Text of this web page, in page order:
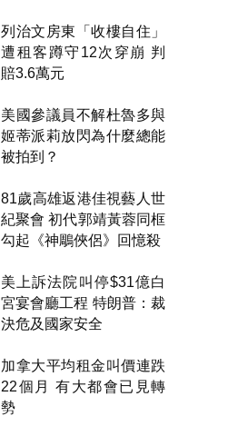
列治文房東「收樓自住」
遭租客蹲守12次穿崩 判
賠3.6萬元
美國參議員不解杜魯多與
姬蒂派莉放閃為什麼總能
被拍到？
81歲高雄返港佳視藝人世
紀聚會 初代郭靖黃蓉同框
勾起《神鵰俠侶》回憶殺
美上訴法院叫停$31億白
宮宴會廳工程 特朗普：裁
決危及國家安全
加拿大平均租金叫價連跌
22個月 有大都會已見轉
勢